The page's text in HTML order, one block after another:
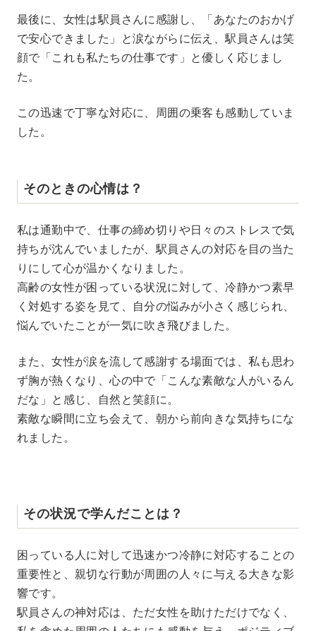
最後に、女性は駅員さんに感謝し、「あなたのおかげ
で安心できました」と涙ながらに伝え、駅員さんは笑
顔で「これも私たちの仕事です」と優しく応じまし
た。
この迅速で丁寧な対応に、周囲の乗客も感動していま
した。
そのときの心情は？
私は通勤中で、仕事の締め切りや日々のストレスで気
持ちが沈んでいましたが、駅員さんの対応を目の当た
りにして心が温かくなりました。
高齢の女性が困っている状況に対して、冷静かつ素早
く対処する姿を見て、自分の悩みが小さく感じられ、
悩んでいたことが一気に吹き飛びました。
また、女性が涙を流して感謝する場面では、私も思わ
ず胸が熱くなり、心の中で「こんな素敵な人がいるん
だな」と感じ、自然と笑顔に。
素敵な瞬間に立ち会えて、朝から前向きな気持ちにな
れました。
その状況で学んだことは？
困っている人に対して迅速かつ冷静に対応することの
重要性と、親切な行動が周囲の人々に与える大きな影
響です。
駅員さんの神対応は、ただ女性を助けただけでなく、